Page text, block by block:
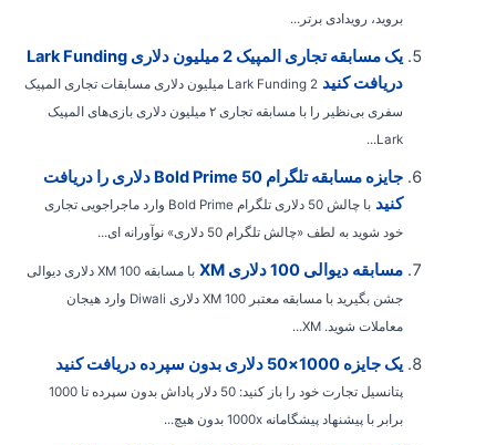
بروید، رویدادی برتر...
یک مسابقه تجاری المپیک 2 میلیون دلاری Lark Funding
دریافت کنید
Lark Funding 2 میلیون دلاری مسابقات تجاری المپیک
سفری بی‌نظیر را با مسابقه تجاری ۲ میلیون دلاری بازی‌های المپیک
جایزه مسابقه تلگرام Bold Prime 50 دلاری را دریافت
کنید
با چالش 50 دلاری تلگرام Bold Prime وارد ماجراجویی تجاری
خود شوید به لطف «چالش تلگرام 50 دلاری» نوآورانه ای...
مسابقه دیوالی 100 دلاری XM
با مسابقه XM 100 دلاری دیوالی
جشن بگیرید با مسابقه معتبر XM 100 دلاری Diwali وارد هیجان
معاملات شوید. XM...
یک جایزه 1000×50 دلاری بدون سپرده دریافت کنید
پتانسیل تجارت خود را باز کنید: 50 دلار پاداش بدون سپرده تا 1000
برابر با پیشنهاد پیشگامانه 1000x بدون هیچ...